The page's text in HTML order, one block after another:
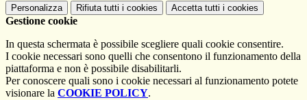
Personalizza Rifiuta tutti i cookies Accetta tutti i cookies
Gestione cookie
In questa schermata è possibile scegliere quali cookie consentire.
I cookie necessari sono quelli che consentono il funzionamento della
piattaforma e non è possibile disabilitarli.
Per conoscere quali sono i cookie necessari al funzionamento potete
visionare la COOKIE POLICY.